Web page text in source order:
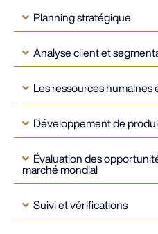
Planning stratégique
Analyse client et
Les ressources humaines
Développement de
Évaluation des
marché mondial
Suivi et vérifications